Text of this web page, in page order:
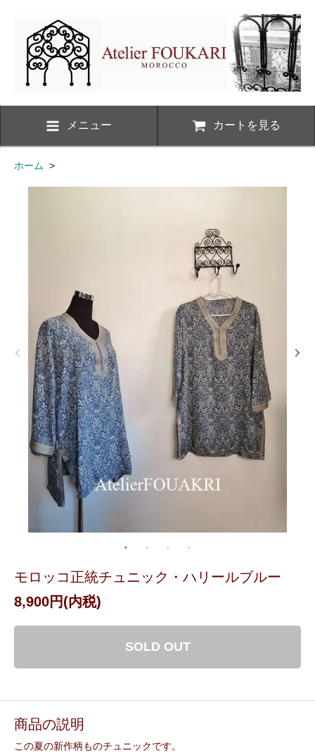
メニュー カートを見る
ホーム >
モロッコ正統チュニック・ハリールブルー
8,900円(内税)
SOLD OUT
商品の説明
この夏の新作柄ものチュニックです。